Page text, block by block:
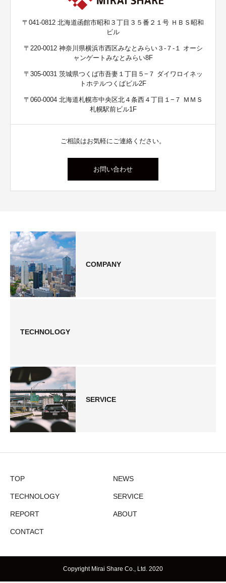
〒041-0812 北海道函館市昭和３丁目３５番２１号 ＨＢＳ昭和
ビル
〒220-0012 神奈川県横浜市西区みなとみらい３-７-１ オーシ
ャンゲートみなとみらい8F
〒305-0031 茨城県つくば市吾妻１丁目５−７ ダイワロイネッ
トホテルつくばビル2F
〒060-0004 北海道札幌市中央区北４条西４丁目１−７ ＭＭＳ
札幌駅前ビル1F
ご相談はお気軽にご連絡ください。
お問い合わせ
COMPANY
TECHNOLOGY
SERVICE
TOP NEWS
TECHNOLOGY SERVICE
REPORT ABOUT
CONTACT
Copyright Mirai Share Co., Ltd. 2020